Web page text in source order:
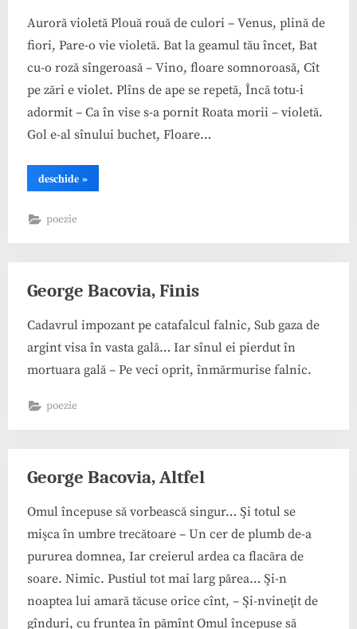
Auroră violetă Plouă rouă de culori – Venus, plină de
fiori, Pare-o vie violetă. Bat la geamul tău încet, Bat
cu-o roză sîngeroasă – Vino, floare somnoroasă, Cît
pe zări e violet. Plîns de ape se repetă, Încă totu-i
adormit – Ca în vise s-a pornit Roata morii – violetă.
Gol e-al sînului buchet, Floare…
deschide“George
Bacovia,
»
poezie
George Bacovia, Finis
Cadavrul impozant pe catafalcul falnic, Sub gaza de
argint visa în vasta gală… Iar sînul ei pierdut în
mortuara gală – Pe veci oprit, înmărmurise falnic.
poezie
George Bacovia, Altfel
Omul începuse să vorbească singur… Şi totul se
mişca în umbre trecătoare – Un cer de plumb de-a
pururea domnea, Iar creierul ardea ca flacăra de
soare. Nimic. Pustiul tot mai larg părea… Şi-n
noaptea lui amară tăcuse orice cînt, – Şi-nvineţit de
gînduri, cu fruntea în pămînt Omul începuse să